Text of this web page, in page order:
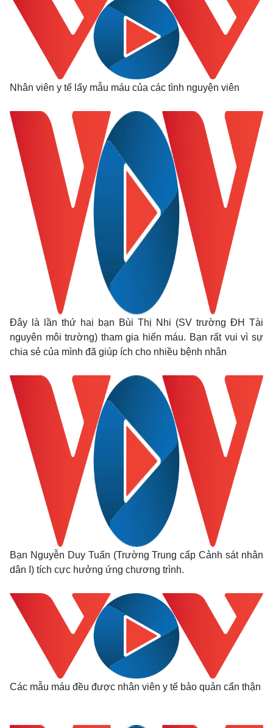
Hồ sơ
E-Magazine
Infographic
Nhân viên y tế lấy mẫu máu của các tình nguyện viên
Đây là lần thứ hai bạn Bùi Thị Nhi (SV trường ĐH Tài
nguyên môi trường) tham gia hiến máu. Bạn rất vui vì sự
chia sẻ của mình đã giúp ích cho nhiều bệnh nhân
Bạn Nguyễn Duy Tuấn (Trường Trung cấp Cảnh sát nhân
dân I) tích cực hưởng ứng chương trình.
Các mẫu máu đều được nhân viên y tế bảo quản cẩn thận